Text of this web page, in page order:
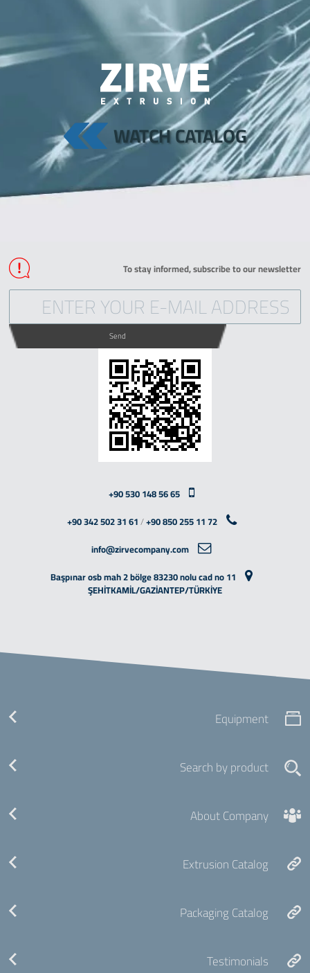
WATCH CATALOG
To stay informed, subscribe to our newsletter
Send
+90 530 148 56 65
+90 342 502 31 61/+90 850 255 11 72
info@zirvecompany.com
Başpınar osb mah 2 bölge 83230 nolu cad no 11
ŞEHİTKAMİL/GAZİANTEP/TÜRKİYE
Equipment
Search by product
About Company
Extrusion Catalog
Packaging Catalog
Testimonials